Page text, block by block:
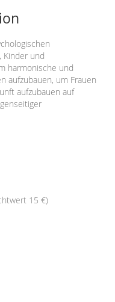
Kinder und
harmonische und
aufzubauen, um Frauen
aufzubauen auf
15 €)